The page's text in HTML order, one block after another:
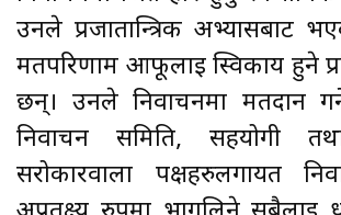
उनले प्रजातान्त्रिक अभ्यासबाट
मतपरिणाम आफूलाई स्विकार्य हुने
छन्। उनले निर्वाचनमा मतदान
निर्वाचन समिति, सहयोगी
सरोकारवाला पक्षहरुलगायत